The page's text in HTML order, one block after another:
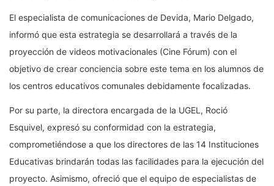
El especialista de comunicaciones de Devida, Mario Delgado,
informó que esta estrategia se desarrollará a través de la
proyección de videos motivacionales (Cine Fórum) con el
objetivo de crear conciencia sobre este tema en los alumnos de
los centros educativos comunales debidamente focalizadas.
Por su parte, la directora encargada de la UGEL, Roció
Esquivel, expresó su conformidad con la estrategia,
comprometiéndose a que los directores de las 14 Instituciones
Educativas brindarán todas las facilidades para la ejecución del
proyecto. Asimismo, ofreció que el equipo de especialistas de